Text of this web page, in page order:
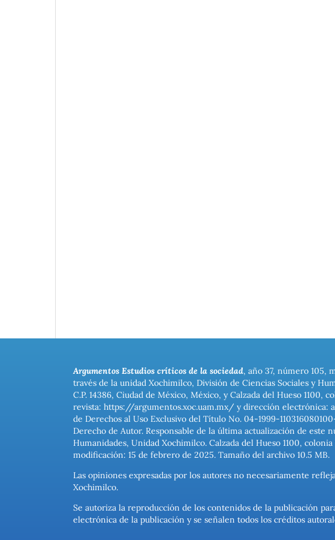
Argumentos Estudios críticos de la sociedad, año 37, número 105,
través de la unidad Xochimilco, División de Ciencias Sociales y
C.P. 14386, Ciudad de México, México, y Calzada del Hueso
revista: https://argumentos.xoc.uam.mx/ y dirección electrónica:
de Derechos al Uso Exclusivo del Título No. 04-1999-
Derecho de Autor. Responsable de la última actualización de este
Humanidades, Unidad Xochimilco. Calzada del Hueso 1100,
modificación: 15 de febrero de 2025. Tamaño del archivo 10.5 MB.
Las opiniones expresadas por los autores no necesariamente
Xochimilco.
Se autoriza la reproducción de los contenidos de la publicación
electrónica de la publicación y se señalen todos los créditos